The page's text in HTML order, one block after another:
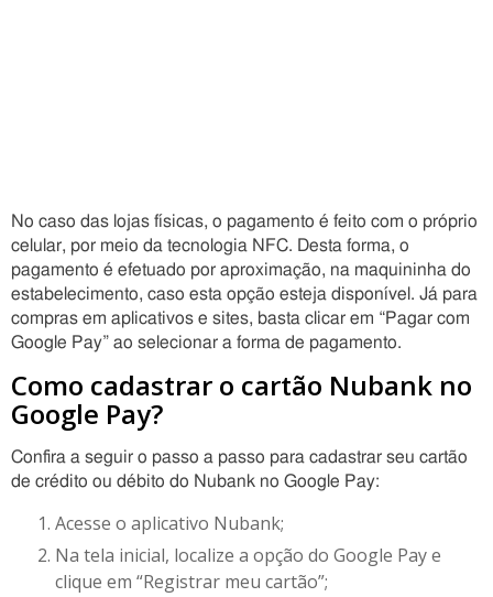
No caso das lojas físicas, o pagamento é feito com o próprio
celular, por meio da tecnologia NFC. Desta forma, o
pagamento é efetuado por aproximação, na maquininha do
estabelecimento, caso esta opção esteja disponível. Já para
compras em aplicativos e sites, basta clicar em “Pagar com
Google Pay” ao selecionar a forma de pagamento.
Como cadastrar o cartão Nubank no
Google Pay?
Confira a seguir o passo a passo para cadastrar seu cartão
de crédito ou débito do Nubank no Google Pay:
Acesse o aplicativo Nubank;
Na tela inicial, localize a opção do Google Pay e
clique em “Registrar meu cartão”;